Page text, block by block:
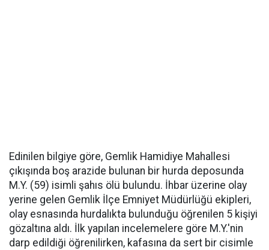
Edinilen bilgiye göre, Gemlik Hamidiye Mahallesi
çıkışında boş arazide bulunan bir hurda deposunda
M.Y. (59) isimli şahıs ölü bulundu. İhbar üzerine olay
yerine gelen Gemlik İlçe Emniyet Müdürlüğü ekipleri,
olay esnasında hurdalıkta bulunduğu öğrenilen 5 kişiyi
gözaltına aldı. İlk yapılan incelemelere göre M.Y.'nin
darp edildiği öğrenilirken, kafasına da sert bir cisimle